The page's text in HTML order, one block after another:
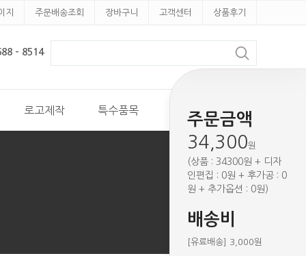
지 주문배송조회 장바구니 고객센터 상품후기
- 8514
로고제작 특수품목 견적문의
주문금액
34,300원
(상품 : 34300원 + 디자
인편집 : 0원 + 후가공 : 0
원 + 추가옵션 : 0원)
배송비
[유료배송] 3,000원